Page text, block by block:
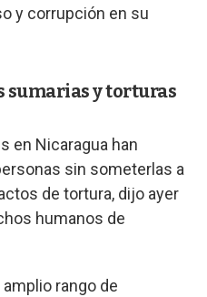
y corrupción en su
sumarias y torturas
en Nicaragua han
sin someterlas a
de tortura, dijo ayer
humanos de
rango de